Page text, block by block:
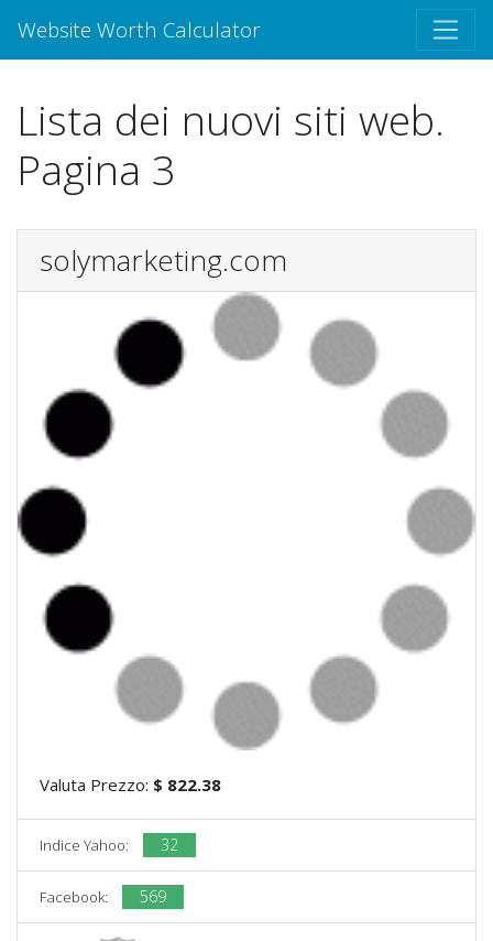
Website Worth Calculator
Lista dei nuovi siti web.
Pagina 3
solymarketing.com
Valuta Prezzo: $ 822.38
Indice Yahoo: 32
Facebook: 569